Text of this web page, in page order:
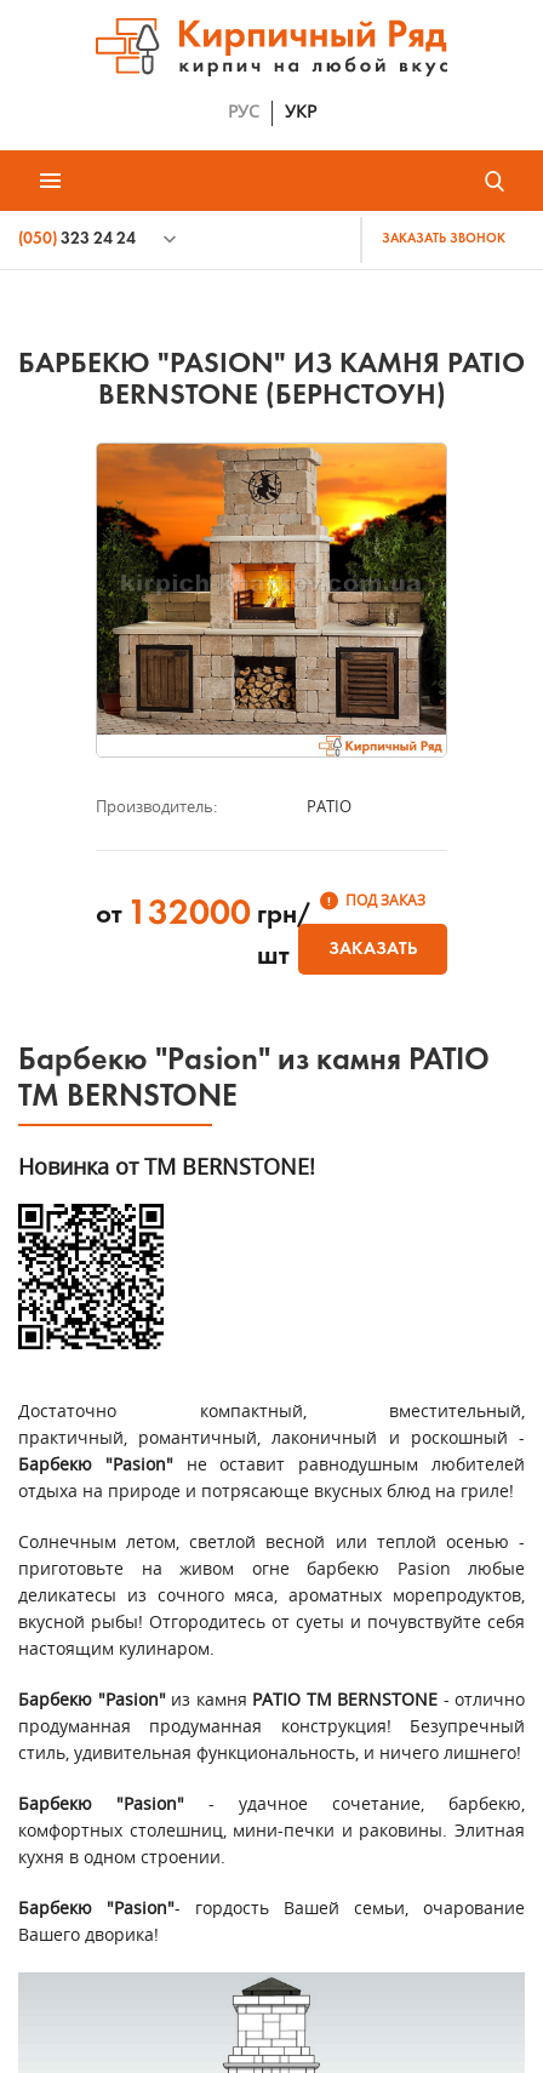
РУС УКР
(050) 323 24 24 ЗАКАЗАТЬ ЗВОНОК
БАРБЕКЮ "PASION" ИЗ КАМНЯ PATIO
BERNSTONE (БЕРНСТОУН)
Производитель: PATIO
от 132000 грн/
шт
ПОД ЗАКАЗ
ЗАКАЗАТЬ
Барбекю "Pasion" из камня PATIO
ТМ BERNSTONE
Новинка от ТМ BERNSTONE!
Достаточно компактный, вместительный,
практичный, романтичный, лаконичный и роскошный -
Барбекю "Pasion"не оставит равнодушным любителей
отдыха на природе и потрясающе вкусных блюд на гриле!
Солнечным летом, светлой весной или теплой осенью -
приготовьте на живом огне барбекю Pasion любые
деликатесы из сочного мяса, ароматных морепродуктов,
вкусной рыбы! Отгородитесь от суеты и почувствуйте себя
настоящим кулинаром.
Барбекю "Pasion"из камня PATIO ТМ BERNSTONE - отлично
продуманная продуманная конструкция! Безупречный
стиль, удивительная функциональность, и ничего лишнего!
Барбекю "Pasion" - удачное сочетание, барбекю,
комфортных столешниц, мини-печки и раковины. Элитная
кухня в одном строении.
Барбекю "Pasion"- гордость Вашей семьи, очарование
Вашего дворика!